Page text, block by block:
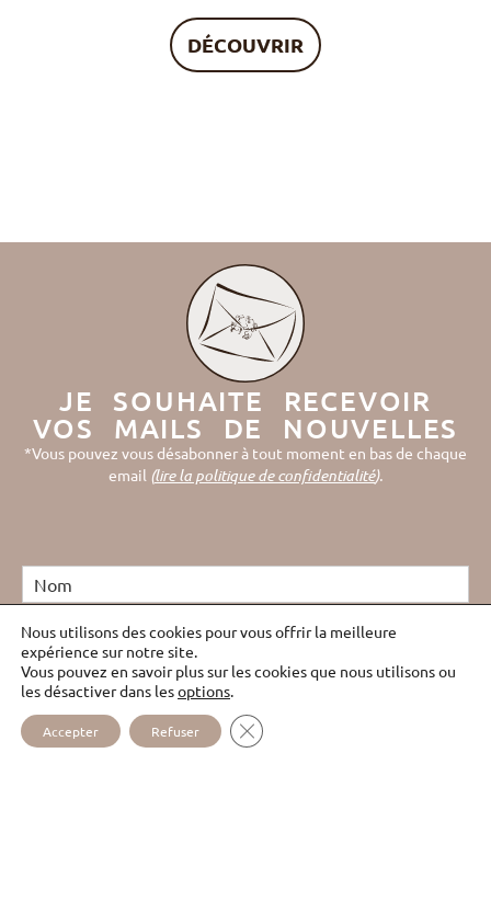
DÉCOUVRIR
JE SOUHAITE RECEVOIR
VOS MAILS DE NOUVELLES
*Vous pouvez vous désabonner à tout moment en bas de chaque
email (lire la politique de confidentialité).
Nous utilisons des cookies pour vous offrir la meilleure
expérience sur notre site.
Vous pouvez en savoir plus sur les cookies que nous utilisons ou
les désactiver dans lesoptions.
Accepter Refuser FERMER LA BANNIÈRE DES